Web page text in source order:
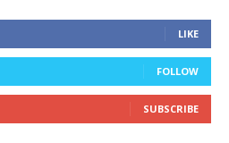
LIKE
FOLLOW
SUBSCRIBE